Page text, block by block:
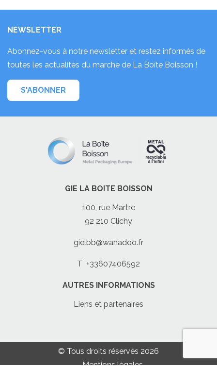
NEWSLETTER
Abonnez-vous à notre newsletter et restez informés de
toutes les actualités du marché de La Boîte Boisson !
S'ABONNER
GIE LA BOITE BOISSON
100, rue Martre
92 210 Clichy
gielbb@wanadoo.fr
T +33607406592
AUTRES INFORMATIONS
Liens et partenaires
© Tous droits réservés 2026